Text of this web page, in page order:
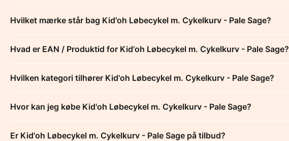
Hvilket mærke står bag Kid'oh Løbecykel m. Cykelkurv - Pale Sage?
Hvad er EAN / Produktid for Kid'oh Løbecykel m. Cykelkurv - Pale Sage?
Hvilken kategori tilhører Kid'oh Løbecykel m. Cykelkurv - Pale Sage?
Hvor kan jeg købe Kid'oh Løbecykel m. Cykelkurv - Pale Sage?
Er Kid'oh Løbecykel m. Cykelkurv - Pale Sage på tilbud?